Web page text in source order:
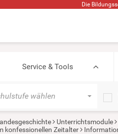
Die
Service & Tools
wählen
Unterrichtsmodule
konfessionellen Zeitalter